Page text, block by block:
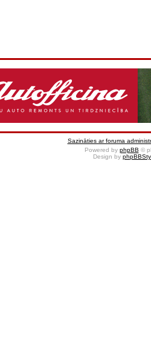
Sazināties ar foruma
Powered by phpBB ©
Design by